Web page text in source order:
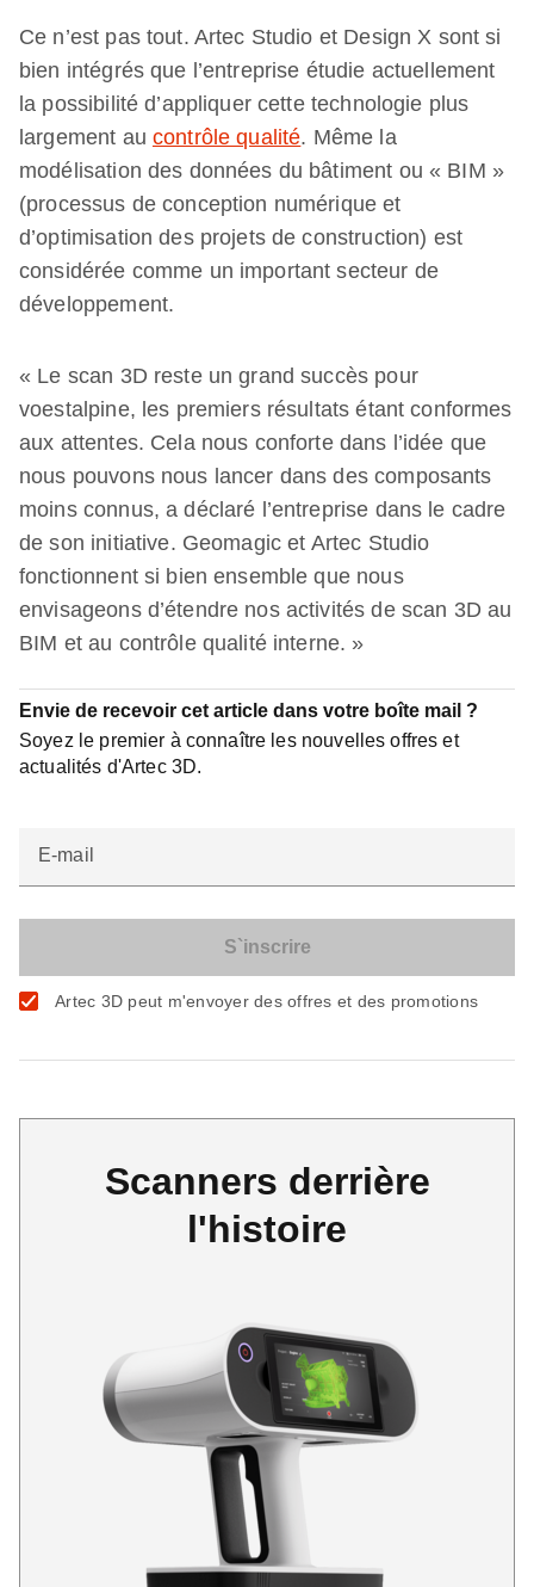
Ce n’est pas tout. Artec Studio et Design X sont si
bien intégrés que l’entreprise étudie actuellement
la possibilité d’appliquer cette technologie plus
largement au contrôle qualité. Même la
modélisation des données du bâtiment ou « BIM »
(processus de conception numérique et
d’optimisation des projets de construction) est
considérée comme un important secteur de
développement.
« Le scan 3D reste un grand succès pour
voestalpine, les premiers résultats étant conformes
aux attentes. Cela nous conforte dans l’idée que
nous pouvons nous lancer dans des composants
moins connus, a déclaré l’entreprise dans le cadre
de son initiative. Geomagic et Artec Studio
fonctionnent si bien ensemble que nous
envisageons d’étendre nos activités de scan 3D au
BIM et au contrôle qualité interne. »
Envie de recevoir cet article dans votre boîte mail ?
Soyez le premier à connaître les nouvelles offres et
actualités d'Artec 3D.
E-mail
Artec 3D peut m'envoyer des offres et des promotions
Scanners derrière
l'histoire